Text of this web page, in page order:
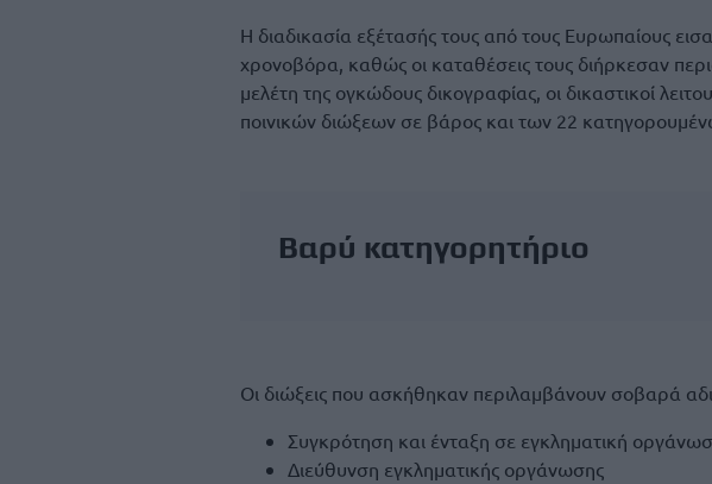
Η διαδικασία εξέτασής τους από τους Ευρωπαίους
χρονοβόρα, καθώς οι καταθέσεις τους διήρκεσαν
μελέτη της ογκώδους δικογραφίας, οι δικαστικοί
ποινικών διώξεων σε βάρος και των 22
Βαρύ κατηγορητήριο
Οι διώξεις που ασκήθηκαν περιλαμβάνουν σοβαρά
Συγκρότηση και ένταξη σε εγκληματική
Διεύθυνση εγκληματικής οργάνωσης